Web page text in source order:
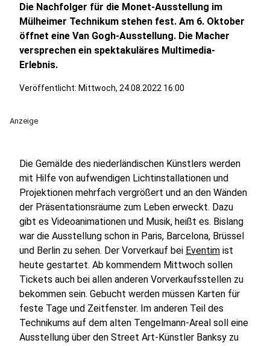
Die Nachfolger für die Monet-Ausstellung im
Mülheimer Technikum stehen fest. Am 6. Oktober
öffnet eine Van Gogh-Ausstellung. Die Macher
versprechen ein spektakuläres Multimedia-
Erlebnis.
Veröffentlicht: Mittwoch, 24.08.2022 16:00
Anzeige
Die Gemälde des niederländischen Künstlers werden
mit Hilfe von aufwendigen Lichtinstallationen und
Projektionen mehrfach vergrößert und an den Wänden
der Präsentationsräume zum Leben erweckt. Dazu
gibt es Videoanimationen und Musik, heißt es. Bislang
war die Ausstellung schon in Paris, Barcelona, Brüssel
und Berlin zu sehen. Der Vorverkauf bei Eventim ist
heute gestartet. Ab kommendem Mittwoch sollen
Tickets auch bei allen anderen Vorverkaufsstellen zu
bekommen sein. Gebucht werden müssen Karten für
feste Tage und Zeitfenster. Im anderen Teil des
Technikums auf dem alten Tengelmann-Areal soll eine
Ausstellung über den Street Art-Künstler Banksy zu